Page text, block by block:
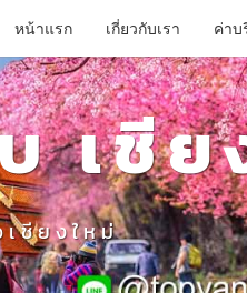
หน้าแรก เกี่ยวกับเรา ค่าบ
เชีย
เชียงใหม่